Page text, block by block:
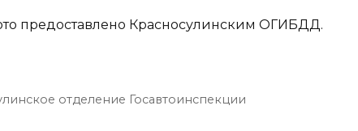
предоставлено Красносулинским ОГИБДД.
отделение Госавтоинспекции